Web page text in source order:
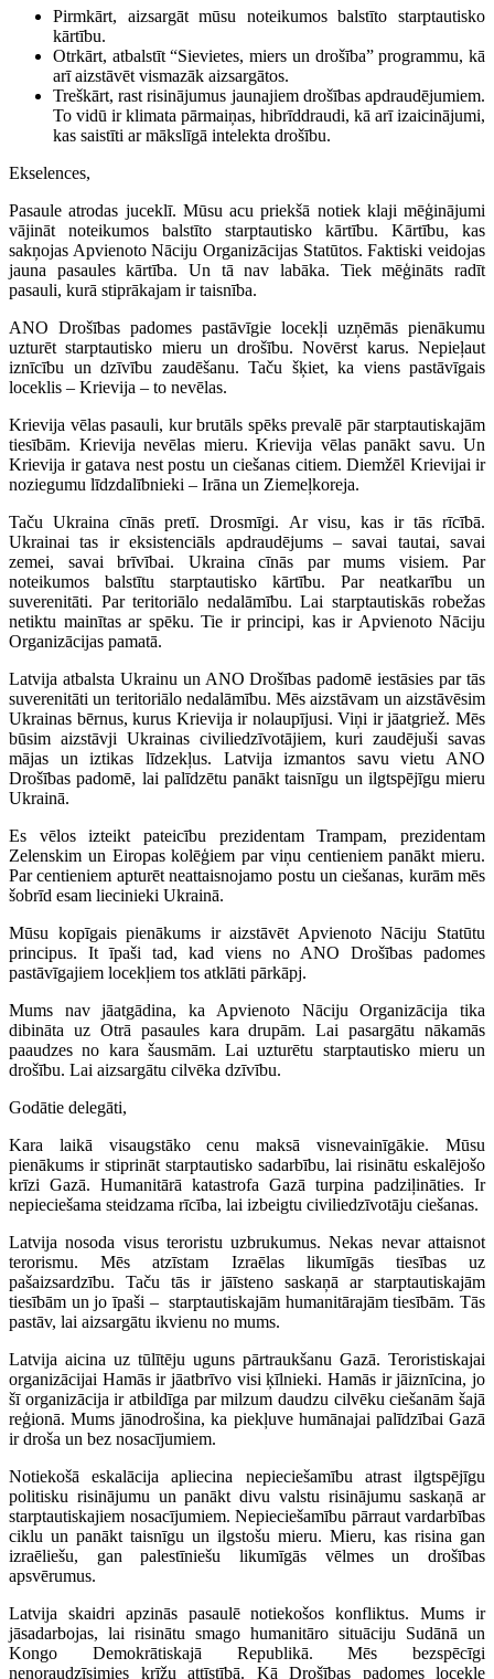
Pirmkārt, aizsargāt mūsu noteikumos balstīto starptautisko
kārtību.
Otrkārt, atbalstīt “Sievietes, miers un drošība” programmu, kā
arī aizstāvēt vismazāk aizsargātos.
Treškārt, rast risinājumus jaunajiem drošības apdraudējumiem.
To vidū ir klimata pārmaiņas, hibrīddraudi, kā arī izaicinājumi,
kas saistīti ar mākslīgā intelekta drošību.
Ekselences,
Pasaule atrodas juceklī. Mūsu acu priekšā notiek klaji mēģinājumi
vājināt noteikumos balstīto starptautisko kārtību. Kārtību, kas
sakņojas Apvienoto Nāciju Organizācijas Statūtos. Faktiski veidojas
jauna pasaules kārtība. Un tā nav labāka. Tiek mēģināts radīt
pasauli, kurā stiprākajam ir taisnība.
ANO Drošības padomes pastāvīgie locekļi uzņēmās pienākumu
uzturēt starptautisko mieru un drošību. Novērst karus. Nepieļaut
iznīcību un dzīvību zaudēšanu. Taču šķiet, ka viens pastāvīgais
loceklis – Krievija – to nevēlas.
Krievija vēlas pasauli, kur brutāls spēks prevalē pār starptautiskajām
tiesībām. Krievija nevēlas mieru. Krievija vēlas panākt savu. Un
Krievija ir gatava nest postu un ciešanas citiem. Diemžēl Krievijai ir
noziegumu līdzdalībnieki – Irāna un Ziemeļkoreja.
Taču Ukraina cīnās pretī. Drosmīgi. Ar visu, kas ir tās rīcībā.
Ukrainai tas ir eksistenciāls apdraudējums – savai tautai, savai
zemei, savai brīvībai. Ukraina cīnās par mums visiem. Par
noteikumos balstītu starptautisko kārtību. Par neatkarību un
suverenitāti. Par teritoriālo nedalāmību. Lai starptautiskās robežas
netiktu mainītas ar spēku. Tie ir principi, kas ir Apvienoto Nāciju
Organizācijas pamatā.
Latvija atbalsta Ukrainu un ANO Drošības padomē iestāsies par tās
suverenitāti un teritoriālo nedalāmību. Mēs aizstāvam un aizstāvēsim
Ukrainas bērnus, kurus Krievija ir nolaupījusi. Viņi ir jāatgriež. Mēs
būsim aizstāvji Ukrainas civiliedzīvotājiem, kuri zaudējuši savas
mājas un iztikas līdzekļus. Latvija izmantos savu vietu ANO
Drošības padomē, lai palīdzētu panākt taisnīgu un ilgtspējīgu mieru
Ukrainā.
Es vēlos izteikt pateicību prezidentam Trampam, prezidentam
Zelenskim un Eiropas kolēģiem par viņu centieniem panākt mieru.
Par centieniem apturēt neattaisnojamo postu un ciešanas, kurām mēs
šobrīd esam liecinieki Ukrainā.
Mūsu kopīgais pienākums ir aizstāvēt Apvienoto Nāciju Statūtu
principus. It īpaši tad, kad viens no ANO Drošības padomes
pastāvīgajiem locekļiem tos atklāti pārkāpj.
Mums nav jāatgādina, ka Apvienoto Nāciju Organizācija tika
dibināta uz Otrā pasaules kara drupām. Lai pasargātu nākamās
paaudzes no kara šausmām. Lai uzturētu starptautisko mieru un
drošību. Lai aizsargātu cilvēka dzīvību.
Godātie delegāti,
Kara laikā visaugstāko cenu maksā visnevainīgākie. Mūsu
pienākums ir stiprināt starptautisko sadarbību, lai risinātu eskalējošo
krīzi Gazā. Humanitārā katastrofa Gazā turpina padziļināties. Ir
nepieciešama steidzama rīcība, lai izbeigtu civiliedzīvotāju ciešanas.
Latvija nosoda visus teroristu uzbrukumus. Nekas nevar attaisnot
terorismu. Mēs atzīstam Izraēlas likumīgās tiesības uz
pašaizsardzību. Taču tās ir jāīsteno saskaņā ar starptautiskajām
tiesībām un jo īpaši – starptautiskajām humanitārajām tiesībām. Tās
pastāv, lai aizsargātu ikvienu no mums.
Latvija aicina uz tūlītēju uguns pārtraukšanu Gazā. Teroristiskajai
organizācijai Hamās ir jāatbrīvo visi ķīlnieki. Hamās ir jāiznīcina, jo
šī organizācija ir atbildīga par milzum daudzu cilvēku ciešanām šajā
reģionā. Mums jānodrošina, ka piekļuve humānajai palīdzībai Gazā
ir droša un bez nosacījumiem.
Notiekošā eskalācija apliecina nepieciešamību atrast ilgtspējīgu
politisku risinājumu un panākt divu valstu risinājumu saskaņā ar
starptautiskajiem nosacījumiem. Nepieciešamību pārraut vardarbības
ciklu un panākt taisnīgu un ilgstošu mieru. Mieru, kas risina gan
izraēliešu, gan palestīniešu likumīgās vēlmes un drošības
apsvērumus.
Latvija skaidri apzinās pasaulē notiekošos konfliktus. Mums ir
jāsadarbojas, lai risinātu smago humanitāro situāciju Sudānā un
Kongo Demokrātiskajā Republikā. Mēs bezspēcīgi
nenoraudzīsimies krīžu attīstībā. Kā Drošības padomes locekle